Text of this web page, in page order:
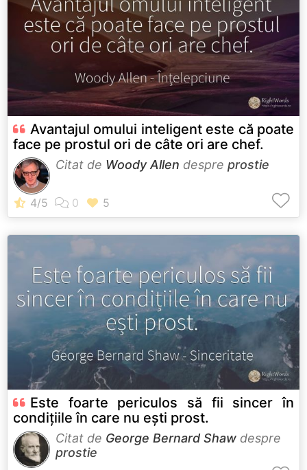
Avantajul omului inteligent este că poate
face pe prostul ori de câte ori are chef.
Citat de Woody Allen despre prostie
Este foarte periculos să fii sincer în
condițiile în care nu ești prost.
Citat de George Bernard Shaw despre
prostie